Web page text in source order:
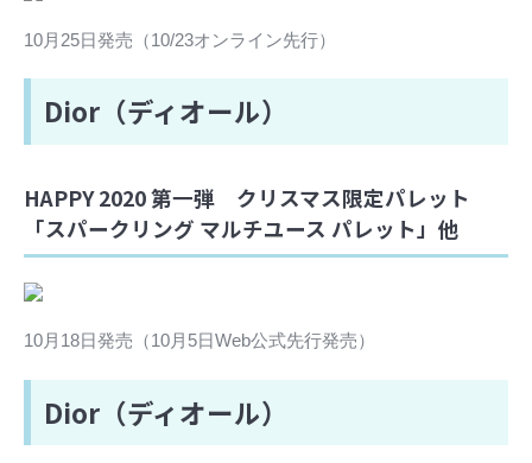
10月25日発売（10/23オンライン先行）
Dior（ディオール）
HAPPY 2020 第一弾 クリスマス限定パレット
「スパークリング マルチユース パレット」他
10月18日発売（10月5日Web公式先行発売）
Dior（ディオール）